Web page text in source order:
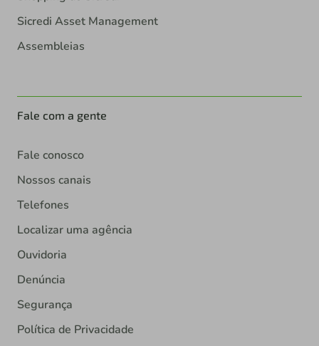
Sicredi Asset Management
Assembleias
Fale com a gente
Fale conosco
Nossos canais
Telefones
Localizar uma agência
Ouvidoria
Denúncia
Segurança
Política de Privacidade